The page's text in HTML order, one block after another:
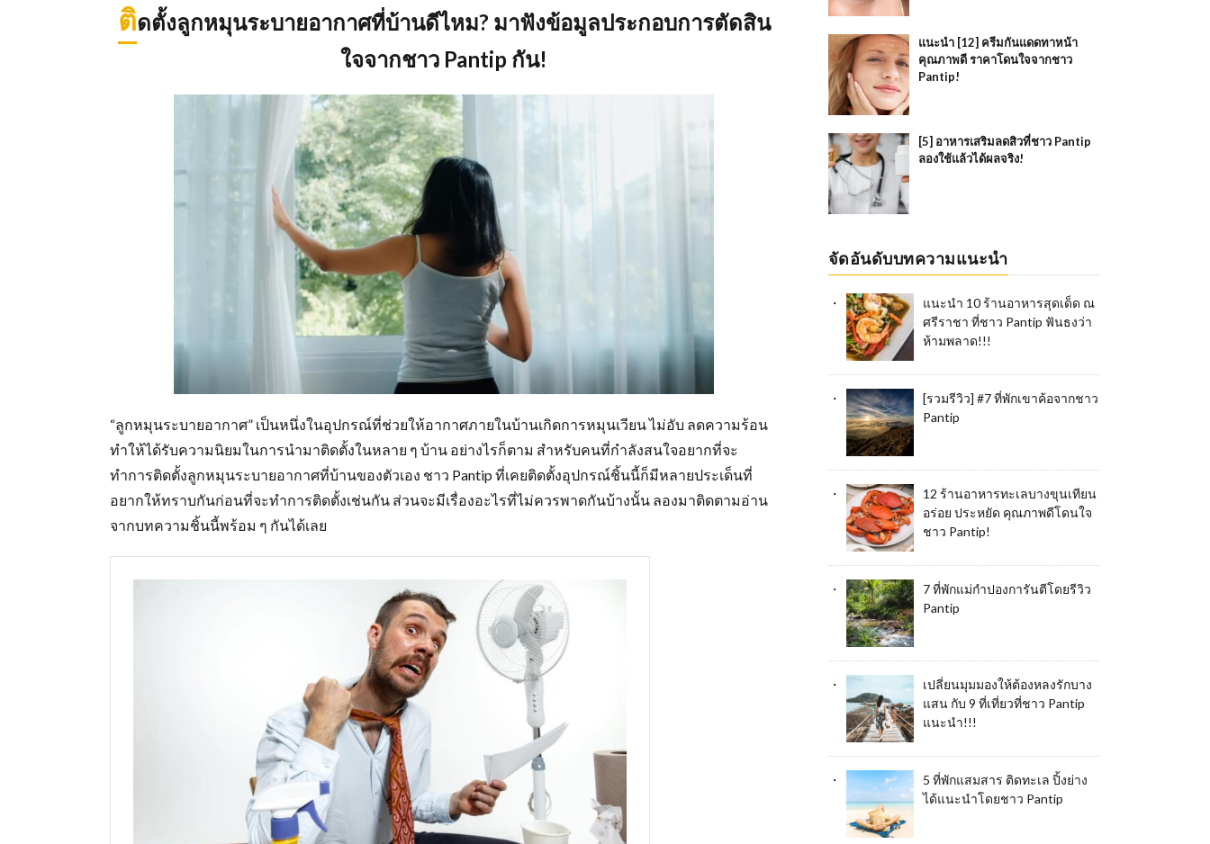
ติดตั้งลูกหมุนระบายอากาศที่บ้านดีไหม? มาฟังข้อมูลประกอบการตัดสิน
ใจจากชาว Pantip กัน!
“ลูกหมุนระบายอากาศ” เป็นหนึ่งในอุปกรณ์ที่ช่วยให้อากาศภายในบ้านเกิดการหมุนเวียน ไม่อับ ลดความร้อน
ทำให้ได้รับความนิยมในการนำมาติดตั้งในหลาย ๆ บ้าน อย่างไรก็ตาม สำหรับคนที่กำลังสนใจอยากที่จะ
ทำการติดตั้งลูกหมุนระบายอากาศที่บ้านของตัวเอง ชาว Pantip ที่เคยติดตั้งอุปกรณ์ชิ้นนี้ก็มีหลายประเด็นที่
อยากให้ทราบกันก่อนที่จะทำการติดตั้งเช่นกัน ส่วนจะมีเรื่องอะไรที่ไม่ควรพาดกันบ้างนั้น ลองมาติดตามอ่าน
จากบทความชิ้นนี้พร้อม ๆ กันได้เลย
แนะนำ [12] ครีมกันแดดทาหน้า
คุณภาพดี ราคาโดนใจจากชาว
Pantip!
[5] อาหารเสริมลดสิวที่ชาว Pantip
ลองใช้แล้วได้ผลจริง!
จัดอันดับบทความแนะนำ
แนะนำ 10 ร้านอาหารสุดเด็ด ณ
ศรีราชา ที่ชาว Pantip ฟันธงว่า
ห้ามพลาด!!!
[รวมรีวิว] #7 ที่พักเขาค้อจากชาว
Pantip
12 ร้านอาหารทะเลบางขุนเทียน
อร่อย ประหยัด คุณภาพดีโดนใจ
ชาว Pantip!
7 ที่พักแม่กำปองการันตีโดยรีวิว
Pantip
เปลี่ยนมุมมองให้ต้องหลงรักบาง
แสน กับ 9 ที่เที่ยวที่ชาว Pantip
แนะนำ!!!
5 ที่พักแสมสาร ติดทะเล ปิ้งย่าง
ได้แนะนำโดยชาว Pantip